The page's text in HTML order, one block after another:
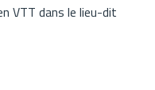
VTT dans le lieu-dit